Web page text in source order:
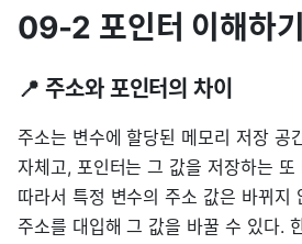
09-2 포인터 이해하기
📍 주소와 포인터의 차이
주소는 변수에 할당된 메모리 저장 공
자체고, 포인터는 그 값을 저장하는 또
따라서 특정 변수의 주소 값은 바뀌지
주소를 대입해 그 값을 바꿀 수 있다.